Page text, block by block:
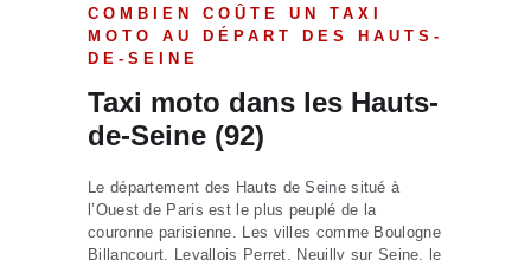
COMBIEN COÛTE UN TAXI
MOTO AU DÉPART DES HAUTS-
DE-SEINE
Taxi moto dans les Hauts-
de-Seine (92)
Le département des Hauts de Seine situé à
l’Ouest de Paris est le plus peuplé de la
couronne parisienne. Les villes comme Boulogne
Billancourt, Levallois Perret, Neuilly sur Seine, le